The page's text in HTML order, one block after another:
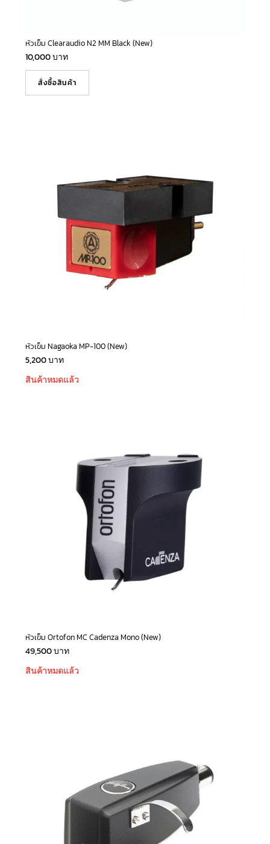
หัวเข็ม Clearaudio N2 MM Black (New)
10,000บาท
สั่งซื้อสินค้า
หัวเข็ม Nagaoka MP-100 (New)
5,200บาท
สินค้าหมดแล้ว
หัวเข็ม Ortofon MC Cadenza Mono (New)
49,500บาท
สินค้าหมดแล้ว